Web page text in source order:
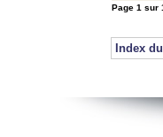
Page 1 sur
Index